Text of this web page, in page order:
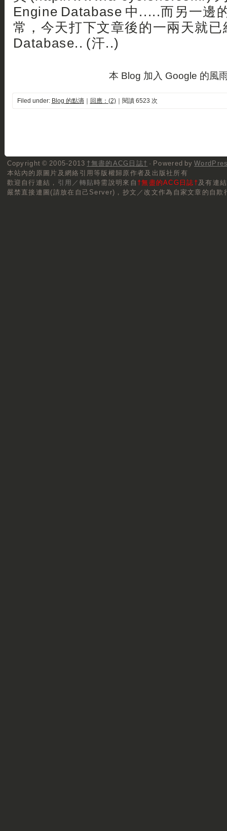
Engine Database 中.....而另一邊
常，今天打下文章後的一兩天就已
Database.. (汗..)
本 Blog 加入 Google 的風
Filed under: Blog 的點滴｜ 回應：(2)｜閱讀 6523 次
Copyright © 2005-2013 †無盡的ACG日誌† · Powered by
本站內的原圖片及網絡引用等版權歸原作者及出版社所有
歡迎自行連結， 引用／轉貼時需說明來自 †無盡的ACG日誌†及有連
嚴禁直接連圖(請放在自己Server)，抄文／改文作為自家文章的自欺